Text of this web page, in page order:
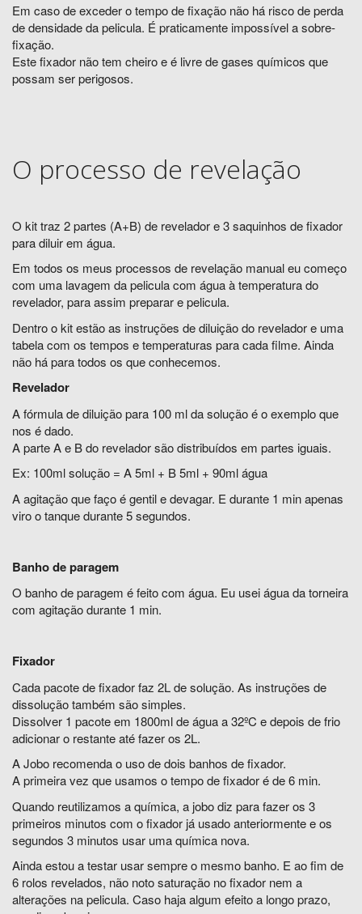
Em caso de exceder o tempo de fixação não há risco de perda
de densidade da pelicula. É praticamente impossível a sobre-
fixação.
Este fixador não tem cheiro e é livre de gases químicos que
possam ser perigosos.
O processo de revelação
O kit traz 2 partes (A+B) de revelador e 3 saquinhos de fixador
para diluir em água.
Em todos os meus processos de revelação manual eu começo
com uma lavagem da pelicula com água à temperatura do
revelador, para assim preparar e pelicula.
Dentro o kit estão as instruções de diluição do revelador e uma
tabela com os tempos e temperaturas para cada filme. Ainda
não há para todos os que conhecemos.
Revelador
A fórmula de diluição para 100 ml da solução é o exemplo que
nos é dado.
A parte A e B do revelador são distribuídos em partes iguais.
Ex: 100ml solução = A 5ml + B 5ml + 90ml água
A agitação que faço é gentil e devagar. E durante 1 min apenas
viro o tanque durante 5 segundos.
Banho de paragem
O banho de paragem é feito com água. Eu usei água da torneira
com agitação durante 1 min.
Fixador
Cada pacote de fixador faz 2L de solução. As instruções de
dissolução também são simples.
Dissolver 1 pacote em 1800ml de água a 32ºC e depois de frio
adicionar o restante até fazer os 2L.
A Jobo recomenda o uso de dois banhos de fixador.
A primeira vez que usamos o tempo de fixador é de 6 min.
Quando reutilizamos a química, a jobo diz para fazer os 3
primeiros minutos com o fixador já usado anteriormente e os
segundos 3 minutos usar uma química nova.
Ainda estou a testar usar sempre o mesmo banho. E ao fim de
6 rolos revelados, não noto saturação no fixador nem a
alterações na pelicula. Caso haja algum efeito a longo prazo,